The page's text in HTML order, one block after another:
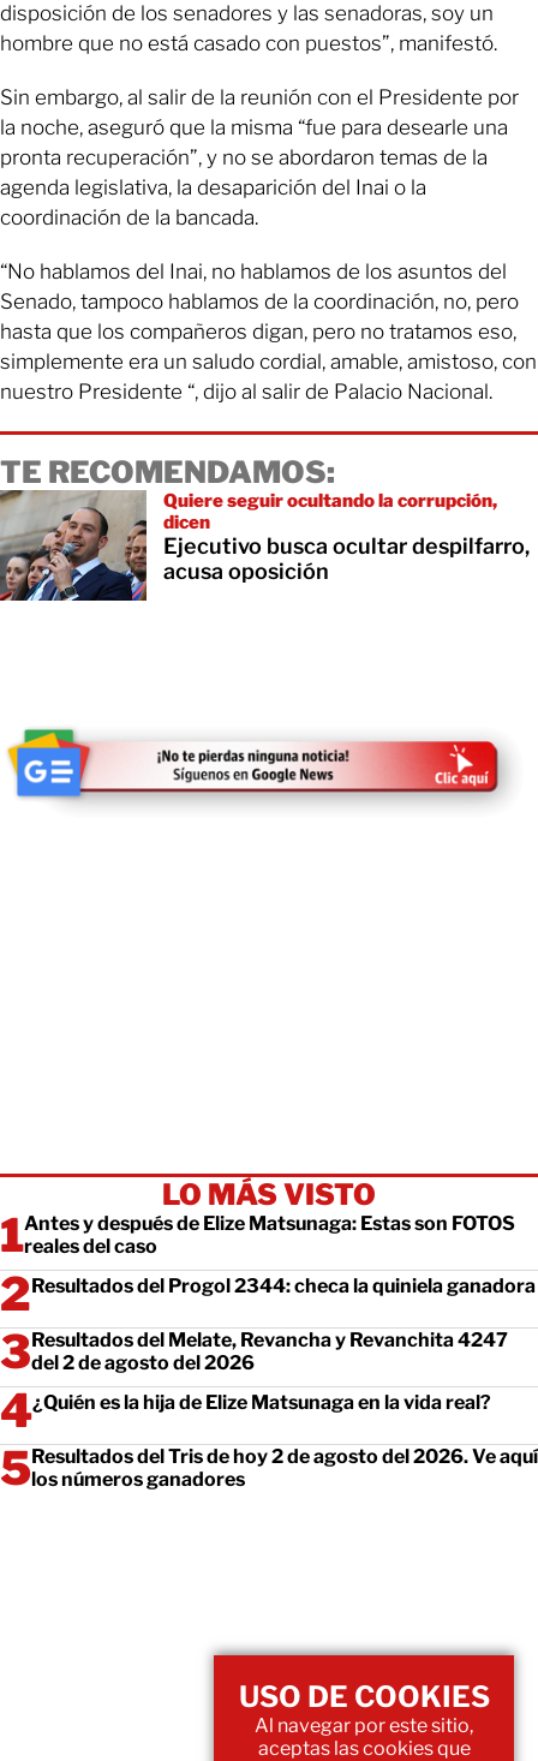
disposición de los senadores y las senadoras, soy un
hombre que no está casado con puestos”, manifestó.
Sin embargo, al salir de la reunión con el Presidente por
la noche, aseguró que la misma “fue para desearle una
pronta recuperación”, y no se abordaron temas de la
agenda legislativa, la desaparición del Inai o la
coordinación de la bancada.
“No hablamos del Inai, no hablamos de los asuntos del
Senado, tampoco hablamos de la coordinación, no, pero
hasta que los compañeros digan, pero no tratamos eso,
simplemente era un saludo cordial, amable, amistoso, con
nuestro Presidente “, dijo al salir de Palacio Nacional.
TE RECOMENDAMOS:
Quiere seguir ocultando la corrupción,
dicen
Ejecutivo busca ocultar despilfarro,
acusa oposición
LO MÁS VISTO
Antes y después de Elize Matsunaga: Estas son FOTOS
reales del caso
Resultados del Progol 2344: checa la quiniela ganadora
Resultados del Melate, Revancha y Revanchita 4247
del 2 de agosto del 2026
¿Quién es la hija de Elize Matsunaga en la vida real?
Resultados del Tris de hoy 2 de agosto del 2026. Ve aquí
los números ganadores
USO DE COOKIES
Al navegar por este sitio,
aceptas las cookies que